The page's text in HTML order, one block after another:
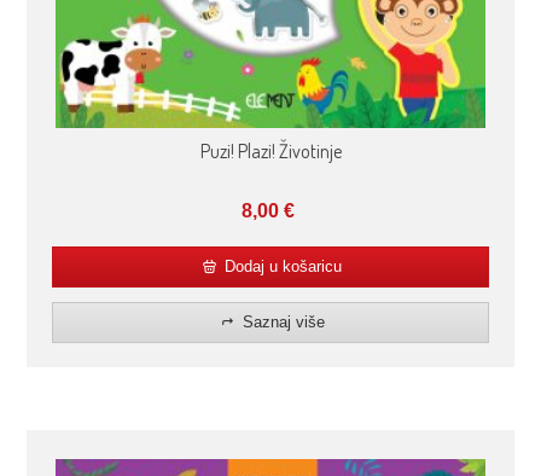
Puzi! Plazi! Životinje
8,00€
Dodaj u košaricu
Saznaj više